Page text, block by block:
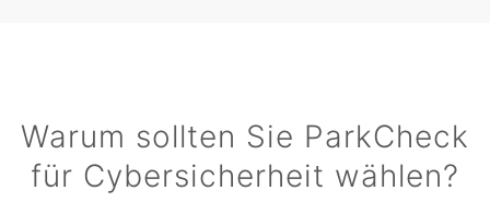
Warum sollten Sie ParkCheck
für Cybersicherheit wählen?